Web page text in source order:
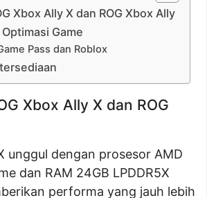
Xbox Ally X dan ROG Xbox Ally
Game
Pass dan Roblox
Xbox Ally X dan ROG
unggul dengan prosesor AMD
dan RAM 24GB LPDDR5X
performa yang jauh lebih